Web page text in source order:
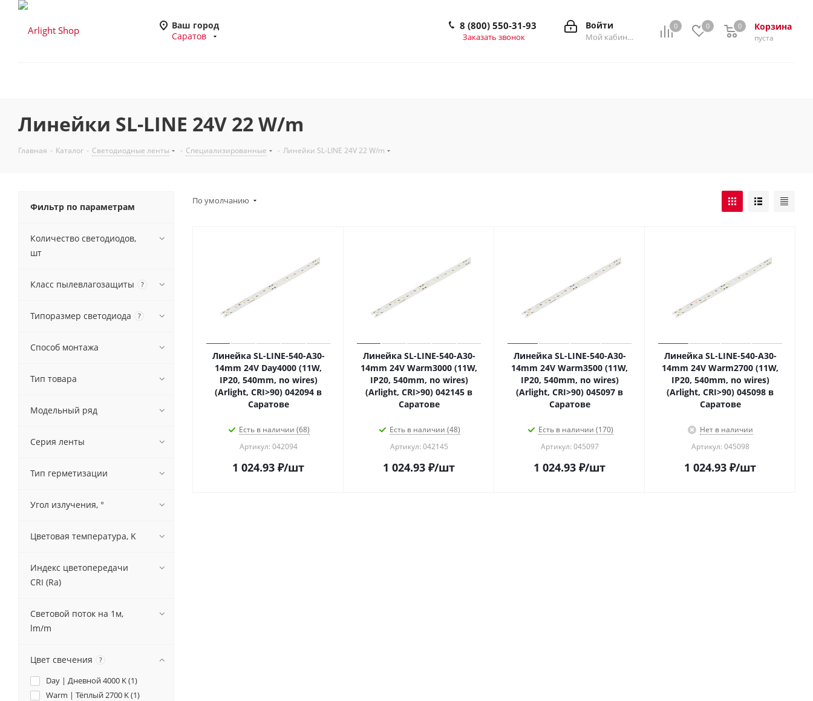
Ваш город
Саратов
0 0 Корзина
0
пуста
0
Войти
Мой кабинет
8 (800) 550-31-93
Заказать звонок
Линейки SL-LINE 24V 22 W/m
Главная - Каталог - Светодиодные ленты - Специализированные - Линейки SL-LINE 24V 22 W/m
По умолчанию
Линейка SL-LINE-540-A30-
14mm 24V Day4000 (11W,
IP20, 540mm, no wires)
(Arlight, CRI>90) 042094 в
Саратове
Есть в наличии (68)
Артикул: 042094
1 024.93 ₽/шт
Линейка SL-LINE-540-A30-
14mm 24V Warm3000 (11W,
IP20, 540mm, no wires)
(Arlight, CRI>90) 042145 в
Саратове
Есть в наличии (48)
Артикул: 042145
1 024.93 ₽/шт
Линейка SL-LINE-540-A30-
14mm 24V Warm3500 (11W,
IP20, 540mm, no wires)
(Arlight, CRI>90) 045097 в
Саратове
Есть в наличии (170)
Артикул: 045097
1 024.93 ₽/шт
Линейка SL-LINE-540-A30-
14mm 24V Warm2700 (11W,
IP20, 540mm, no wires)
(Arlight, CRI>90) 045098 в
Саратове
Нет в наличии
Артикул: 045098
1 024.93 ₽/шт
Фильтр по параметрам
Количество светодиодов,
шт
Класс пылевлагозащиты ?
Типоразмер светодиода ?
Способ монтажа
Тип товара
Модельный ряд
Серия ленты
Тип герметизации
Угол излучения, °
Цветовая температура, K
Индекс цветопередачи
CRI (Ra)
Световой поток на 1м,
lm/m
Цвет свечения ?
Day | Дневной 4000 K (1)
Warm | Тёплый 2700 K (1)